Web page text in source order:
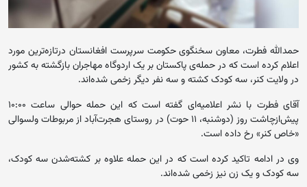
حمدالله فطرت، معاون سخنگوی حکومت سرپرست افغانستان درتازه‌ترین مورد
اعلام کرده است که در حمله‌ی پاکستان بر یک اردوگاه مهاجران بازگشته به کشور
در ولایت کنر، سه کودک کشته و سه نفر دیگر زخمی شده‌اند.
آقای فطرت با نشر اعلامیه‌ای گفته است که این حمله حوالی ساعت ۱۰:۰۰
پیش‌ازچاشت روز (دوشنبه، ۱۱ حوت) در روستای هجرت‌آباد از مربوطات ولسوالی
«خاص کنر» رخ داده است.
وی در ادامه تاکید کرده است که در این حمله علاوه بر کشته‌شدن سه کودک،
سه کودک و یک زن نیز زخمی شده‌اند.